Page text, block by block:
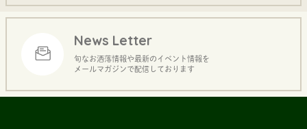
News Letter
旬なお洒落情報や最新のイベント情報を
メールマガジンで配信しております